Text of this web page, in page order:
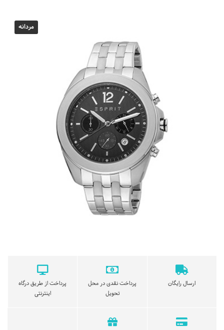
مردانه
ارسال رایگان
پرداخت نقدی در محل
تحویل
پرداخت از طریق درگاه
اینترنتی